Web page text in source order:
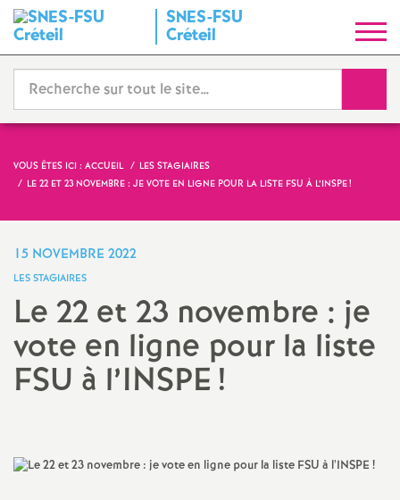
SNES-FSU
Créteil
y
n
d
i
a
t
VOUS ÊTES ICI : ACCUEIL
LES STAGIAIRES
LE 22 ET 23 NOVEMBRE : JE VOTE EN LIGNE POUR LA LISTE FSU À L’INSPE!
15 NOVEMBRE 2022
LES STAGIAIRES
Le 22 et 23 novembre : je
vote en ligne pour la liste
FSU à l’INSPE!